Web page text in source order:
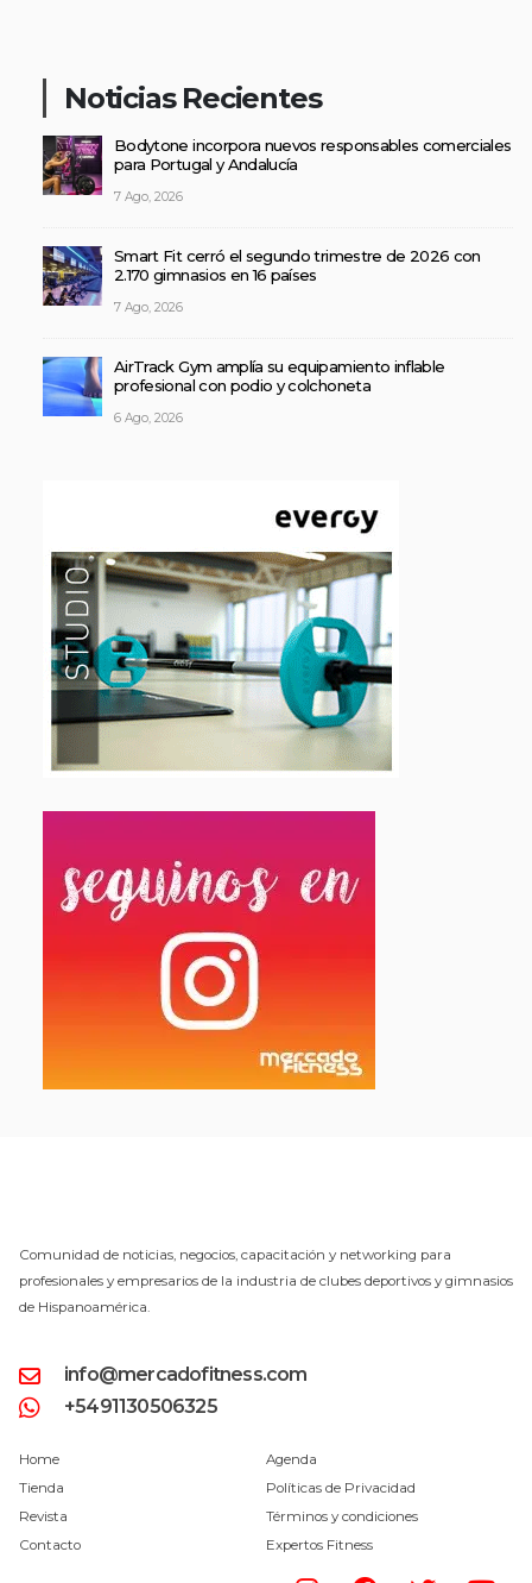
Noticias Recientes
Bodytone incorpora nuevos responsables comerciales
para Portugal y Andalucía
7 Ago, 2026
Smart Fit cerró el segundo trimestre de 2026 con
2.170 gimnasios en 16 países
7 Ago, 2026
AirTrack Gym amplía su equipamiento inflable
profesional con podio y colchoneta
6 Ago, 2026
Comunidad de noticias, negocios, capacitación y networking para
profesionales y empresarios de la industria de clubes deportivos y gimnasios
de Hispanoamérica.
info@mercadofitness.com
+5491130506325
Home
Tienda
Revista
Contacto
Agenda
Políticas de Privacidad
Términos y condiciones
Expertos Fitness